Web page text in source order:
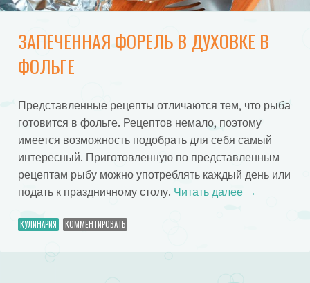
ЗАПЕЧЕННАЯ ФОРЕЛЬ В ДУХОВКЕ В
ФОЛЬГЕ
Представленные рецепты отличаются тем, что рыба
готовится в фольге. Рецептов немало, поэтому
имеется возможность подобрать для себя самый
интересный. Приготовленную по представленным
рецептам рыбу можно употреблять каждый день или
подать к праздничному столу. Читать далее →
КУЛИНАРИЯ КОММЕНТИРОВАТЬ